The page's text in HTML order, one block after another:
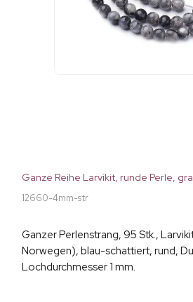
Ganze Reihe Larvikit, runde Perle,
12660-4mm-str
Ganzer Perlenstrang, 95 Stk.,
Norwegen), blau-schattiert, rund,
Lochdurchmesser 1 mm.